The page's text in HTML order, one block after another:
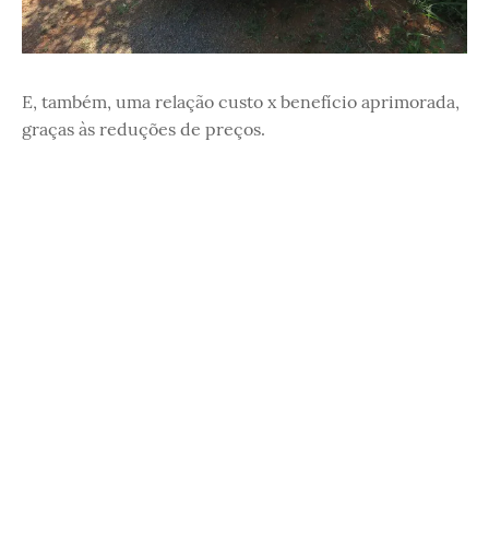
E, também, uma relação custo x benefício aprimorada,
graças às reduções de preços.